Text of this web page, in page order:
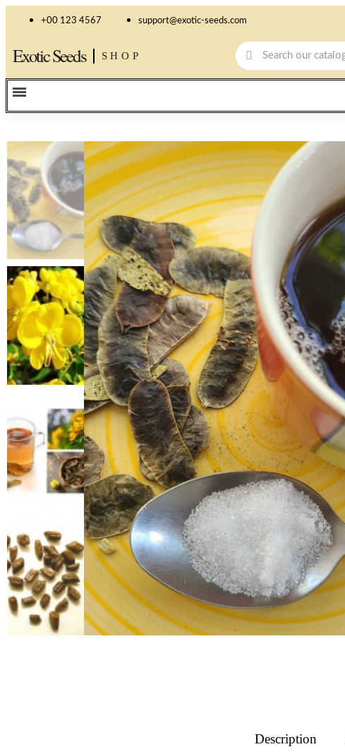
+00 123 4567 support@exotic-seeds.com
Exotic Seeds SHOP
Description